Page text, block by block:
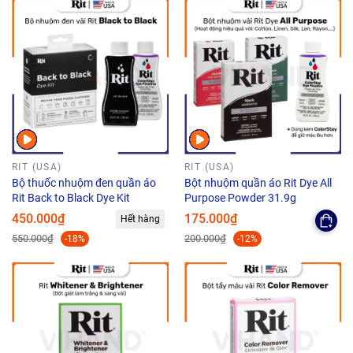
RIT (USA)
Bộ thuốc nhuộm đen quần áo
Rit Back to Black Dye Kit
450.000₫
550.000₫ -18%
Hết hàng
RIT (USA)
Bột nhuộm quần áo Rit Dye All
Purpose Powder 31.9g
175.000₫
200.000₫ -12%